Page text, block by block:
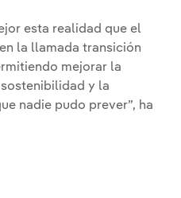
esta realidad que el
la llamada transición
mejorar la
y la
nadie pudo prever”, ha